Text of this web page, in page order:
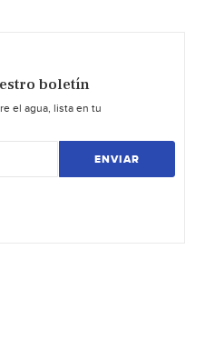
boletín
el agua, lista en tu
ENVIAR